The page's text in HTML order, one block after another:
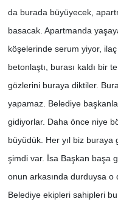
da burada büyüyecek,
basacak. Apartmanda
köşelerinde serum yiyor,
betonlaştı, burası kaldı bir
gözlerini buraya diktiler.
yapamaz. Belediye
gidiyorlar. Daha önce niye
büyüdük. Her yıl biz buraya
şimdi var. İsa Başkan başa
onun arkasında durduysa o
Belediye ekipleri sahipleri